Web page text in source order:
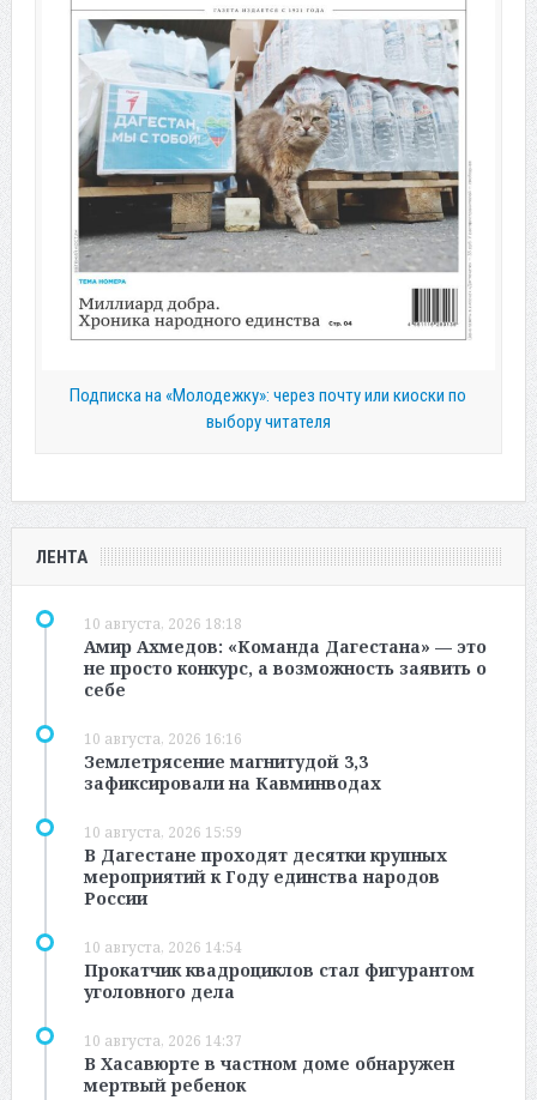
Подписка на «Молодежку»: через почту или киоски по
выбору читателя
ЛЕНТА
10 августа, 2026 18:18
Амир Ахмедов: «Команда Дагестана» — это
не просто конкурс, а возможность заявить о
себе
10 августа, 2026 16:16
Землетрясение магнитудой 3,3
зафиксировали на Кавминводах
10 августа, 2026 15:59
В Дагестане проходят десятки крупных
мероприятий к Году единства народов
России
10 августа, 2026 14:54
Прокатчик квадроциклов стал фигурантом
уголовного дела
10 августа, 2026 14:37
В Хасавюрте в частном доме обнаружен
мертвый ребенок